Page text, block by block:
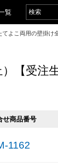
覧
よこ両用の壁掛け
【受注
せ商品番号
1162